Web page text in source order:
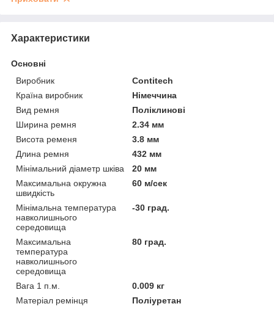
Характеристики
Основні
Виробник
Contitech
Країна виробник
Німеччина
Вид ремня
Поліклинові
Ширина ремня
2.34 мм
Висота ременя
3.8 мм
Длина ремня
432 мм
Мінімальний діаметр шківа
20 мм
Максимальна окружна
швидкість
60 м/сек
Мінімальна температура
навколишнього
середовища
-30 град.
Максимальна
температура
навколишнього
середовища
80 град.
Вага 1 п.м.
0.009 кг
Матеріал ремінця
Поліуретан